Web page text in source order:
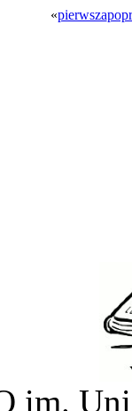
«pierwsza
im.